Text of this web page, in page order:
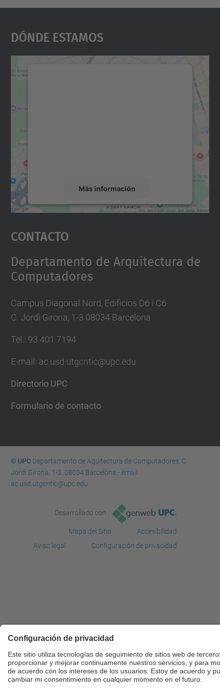
Dónde Estamos
Más información
Aceptar
powered by
Contacto
Departamento de Arquitectura de
Computadores
Campus Diagonal Nord, Edificios D6 i C6
C. Jordi Girona, 1-3 08034 Barcelona
Tel.: 93 401 7194
E-mail: ac.usd.utgcntic@upc.edu
Directorio UPC
Formulario de contacto
© UPCDepartamento de Aquitectura de Computadores. C.
Jordi Girona, 1-3. 08034 Barcelona - email:
ac.usd.utgcntic@upc.edu
Desarrollado con
Mapa del Sitio
Accesibilidad
Aviso legal
Configuración de privacidad